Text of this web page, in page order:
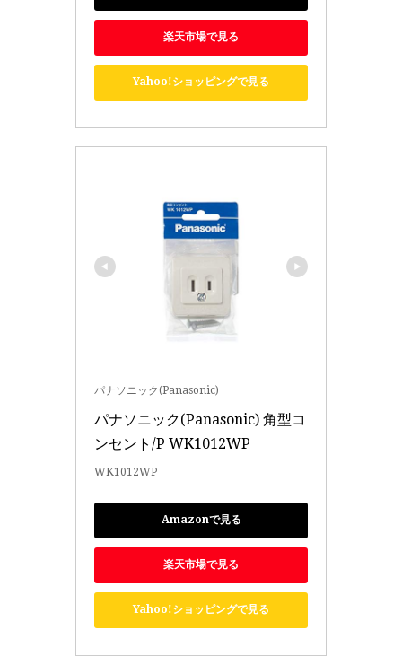
楽天市場で見る
Yahoo!ショッピングで見る
パナソニック(Panasonic)
パナソニック(Panasonic) 角型コ
ンセント/P WK1012WP
WK1012WP
Amazonで見る
楽天市場で見る
Yahoo!ショッピングで見る